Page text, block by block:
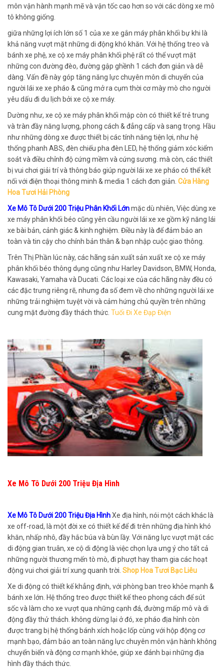
môn vận hành mạnh mẽ và vận tốc cao hơn so với các dòng xe mô
tô không giống.
giữa những lợi ích lớn số 1 của xe xe gắn máy phân khối bự khi là
khả năng vượt mặt những di động khó khăn. Với hệ thống treo và
bánh xe phệ, xe cộ xe máy phân khối phệ rất có thể vượt mặt
những con đường đèo, đường gập ghềnh 1 cách đơn giản và dễ
dàng. Vấn đề này góp tăng năng lực chuyên môn di chuyển của
người lái xe xe pháo & cũng mở ra cụm thời cơ mày mò cho người
yêu dấu đi du lịch bởi xe cộ xe máy.
Dường như, xe cộ xe máy phân khối mập còn có thiết kế trẻ trung
và tràn đầy năng lượng, phong cách & đẳng cấp và sang trọng. Hầu
như những dòng xe được thiết bị các tính năng tiện lợi, như hệ
thống phanh ABS, đèn chiếu pha đèn LED, hệ thống giảm xóc kiểm
soát và điều chỉnh độ cứng mềm và cứng sương. mà còn, các thiết
bị vui chơi giải trí và thông báo giúp người lái xe xe pháo có thể kết
nối với điện thoại thông minh & media 1 cách đơn giản. Cửa Hàng
Hoa Tươi Hải Phòng
Xe Mô Tô Dưới 200 Triệu Phân Khối Lớnmặc dù nhiên, Việc dùng xe
xe máy phân khối béo cũng yên cầu người lái xe xe gồm kỹ năng lái
xe bài bản, cảnh giác & kinh nghiệm. Điều này là để đảm bảo an
toàn và tin cậy cho chính bản thân & bạn nhập cuộc giao thông.
Trên Thị Phần lúc này, các hãng sản xuất sản xuất xe cộ xe máy
phân khối béo thông dụng cũng như Harley Davidson, BMW, Honda,
Kawasaki, Yamaha và Ducati. Các loại xe của các hãng này đều có
các đặc trưng riêng rẽ, nhưng đa số đem về cho những người lái xe
những trải nghiệm tuyệt vời và cảm hứng chủ quyền trên những
cung mặt đường đầy thách thức. Tuổi Đi Xe Đạp Điện
Xe Mô Tô Dưới 200 Triệu Địa Hình
Xe Mô Tô Dưới 200 Triệu Địa HìnhXe địa hình, nói một cách khác là
xe off-road, là một đời xe có thiết kế để đi trên những địa hình khó
khăn, nhấp nhô, đầy hắc búa và bùn lầy. Với năng lực vượt mặt các
di động gian truân, xe cộ di động là việc chọn lựa ưng ý cho tất cả
những người thương mến tò mò, đi phượt hay tham gia các hoạt
động vui chơi giải trí xung quanh trời. Shop Hoa Tươi Bạc Liêu
Xe di động có thiết kế khẳng định, với phòng ban treo khỏe mạnh &
bánh xe lớn. Hệ thống treo được thiết kế theo phong cách để sút
sốc và làm cho xe vượt qua những cạnh đá, đường mấp mô và di
động đầy thử thách. không dừng lại ở đó, xe pháo địa hình còn
được trang bị hệ thống bánh xích hoặc lốp cùng với hộp động cơ
mạnh bạo, đảm bảo an toàn năng lực chuyên môn vận hành không
chuyển biến và động cơ mạnh khỏe, giúp xe đánh bại những địa
hình đầy thách thức.